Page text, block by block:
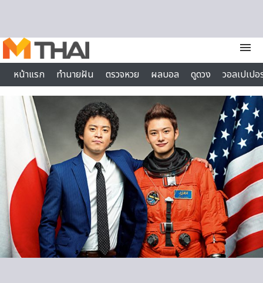
menu
หน้าแรก
ทำนายฝัน ตรวจหวย ผลบอล ดูดวง
วอลเปเป
ไลฟ์สไตล์